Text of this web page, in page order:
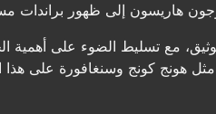
وجون هاريسون إلى ظهور براندات
مع تسليط الضوء على أهمية
مثل هونج كونج وسنغافورة على هذا